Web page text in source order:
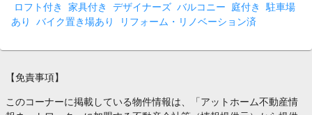
ロフト付き
家具付き デザイナーズ バルコニー 庭付き
駐車場
あり
バイク置き場あり リフォーム・リノベーション済
【免責事項】
このコーナーに掲載している物件情報は、「アットホーム不動産情